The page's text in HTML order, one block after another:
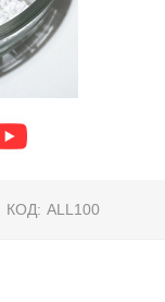
КОД: ALL100